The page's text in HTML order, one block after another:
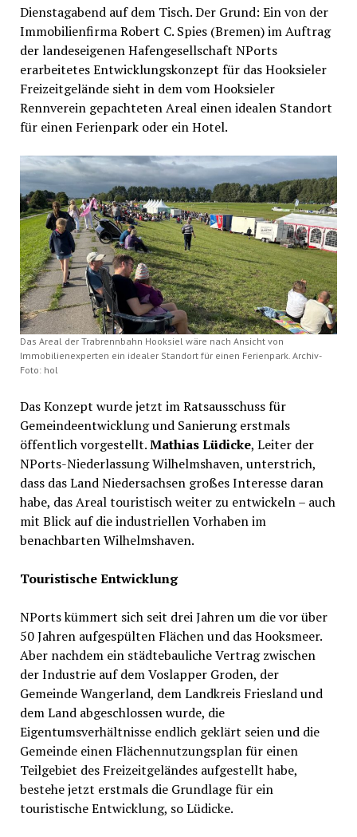
Dienstagabend auf dem Tisch. Der Grund: Ein von der
Immobilienfirma Robert C. Spies (Bremen) im Auftrag
der landeseigenen Hafengesellschaft NPorts
erarbeitetes Entwicklungskonzept für das Hooksieler
Freizeitgelände sieht in dem vom Hooksieler
Rennverein gepachteten Areal einen idealen Standort
für einen Ferienpark oder ein Hotel.
Das Areal der Trabrennbahn Hooksiel wäre nach Ansicht von
Immobilienexperten ein idealer Standort für einen Ferienpark. Archiv-
Foto: hol
Das Konzept wurde jetzt im Ratsausschuss für
Gemeindeentwicklung und Sanierung erstmals
öffentlich vorgestellt.Mathias Lüdicke, Leiter der
NPorts-Niederlassung Wilhelmshaven, unterstrich,
dass das Land Niedersachsen großes Interesse daran
habe, das Areal touristisch weiter zu entwickeln – auch
mit Blick auf die industriellen Vorhaben im
benachbarten Wilhelmshaven.
Touristische Entwicklung
NPorts kümmert sich seit drei Jahren um die vor über
50 Jahren aufgespülten Flächen und das Hooksmeer.
Aber nachdem ein städtebauliche Vertrag zwischen
der Industrie auf dem Voslapper Groden, der
Gemeinde Wangerland, dem Landkreis Friesland und
dem Land abgeschlossen wurde, die
Eigentumsverhältnisse endlich geklärt seien und die
Gemeinde einen Flächennutzungsplan für einen
Teilgebiet des Freizeitgeländes aufgestellt habe,
bestehe jetzt erstmals die Grundlage für ein
touristische Entwicklung, so Lüdicke.